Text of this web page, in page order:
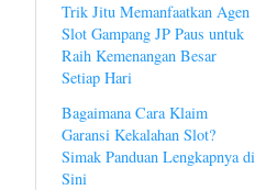
Trik Jitu Memanfaatkan Agen
Slot Gampang JP Paus untuk
Raih Kemenangan Besar
Setiap Hari
Bagaimana Cara Klaim
Garansi Kekalahan Slot?
Simak Panduan Lengkapnya di
Sini